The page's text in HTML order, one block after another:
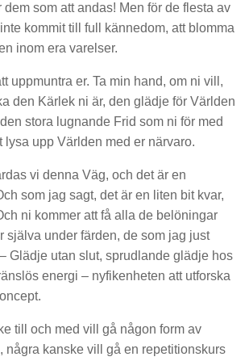
som att andas! Men för de flesta av
kommit till full kännedom, att blomma
inom era varelser.
uppmuntra er. Ta min hand, om ni vill,
den Kärlek ni är, den glädje för Världen
stora lugnande Frid som ni för med
lysa upp Världen med er närvaro.
vi denna Väg, och det är en
som jag sagt, det är en liten bit kvar,
ni kommer att få alla de belöningar
själva under färden, de som jag just
Glädje utan slut, sprudlande glädje hos
energi – nyfikenheten att utforska
till och med vill gå någon form av
några kanske vill gå en repetitionskurs